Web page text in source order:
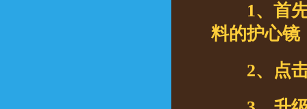
1、首
料的护心镜
2、点